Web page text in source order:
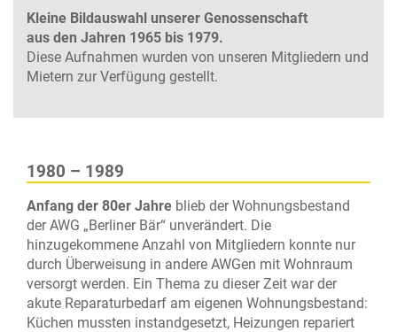
Kleine Bildauswahl unserer Genossenschaft
aus den Jahren 1965 bis 1979.
Diese Aufnahmen wurden von unseren Mitgliedern und
Mietern zur Verfügung gestellt.
1980 – 1989
Anfang der 80er Jahre blieb der Wohnungsbestand
der AWG „Berliner Bär“ unverändert. Die
hinzugekommene Anzahl von Mitgliedern konnte nur
durch Überweisung in andere AWGen mit Wohnraum
versorgt werden. Ein Thema zu dieser Zeit war der
akute Reparaturbedarf am eigenen Wohnungsbestand:
Küchen mussten instandgesetzt, Heizungen repariert